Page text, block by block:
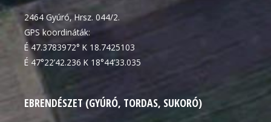
2464 Gyúró, Hrsz. 044/2.
GPS koordináták:
É 47.3783972° K 18.7425103
É 47°22’42.236 K 18°44’33.035
EBRENDÉSZET (GYÚRÓ, TORDAS, SUKORÓ)